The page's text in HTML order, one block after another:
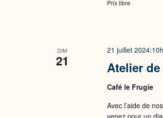
Prix libre
DIM
21 Atelier
21 juillet
Café le Frugie
Avec l’aide de
venez pour un